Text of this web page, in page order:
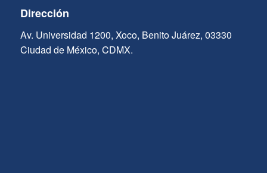
Dirección
Av. Universidad 1200, Xoco, Benito Juárez, 03330
Ciudad de México, CDMX.